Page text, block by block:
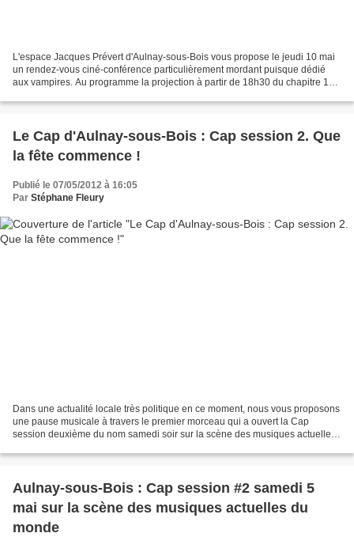
L'espace Jacques Prévert d'Aulnay-sous-Bois vous propose le jeudi 10 mai
un rendez-vous ciné-conférence particulièrement mordant puisque dédié
aux vampires. Au programme la projection à partir de 18h30 du chapitre 1
Le Cap d'Aulnay-sous-Bois : Cap session 2. Que
la fête commence !
Publié le 07/05/2012 à 16:05
Par Stéphane Fleury
Dans une actualité locale très politique en ce moment, nous vous proposons
une pause musicale à travers le premier morceau qui a ouvert la Cap
session deuxième du nom samedi soir sur la scène des musiques actuelles
Aulnay-sous-Bois : Cap session #2 samedi 5
mai sur la scène des musiques actuelles du
monde